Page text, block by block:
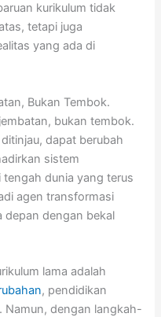
kurikulum tidak
tetapi juga
yang ada di
Bukan Tembok.
bukan tembok.
dapat berubah
sistem
tengah dunia yang terus
agen transformasi
depan dengan bekal
lama adalah
, pendidikan
Namun, dengan langkah-